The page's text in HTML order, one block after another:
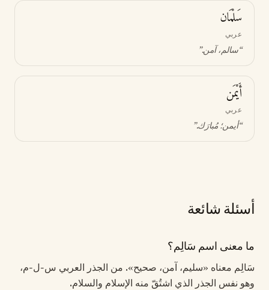
سَلْمَان
عربي
“سالم، آمن.”
أَيْمَن
عربي
“أيمن؛ مُبارَك.”
أسئلة شائعة
ما معنى اسم سَالِم؟
سَالِم معناه «سليم، آمن، صحيح». من الجذر العربي س-ل-م،
وهو نفس الجذر الذي اشتُقّ منه الإسلام والسلام.